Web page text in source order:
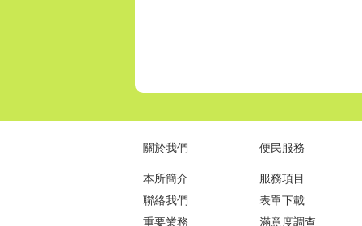
關於我們
本所簡介
聯絡我們
重要業務
便民服務
服務項目
表單下載
滿意度調查